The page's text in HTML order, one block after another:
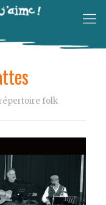
folk